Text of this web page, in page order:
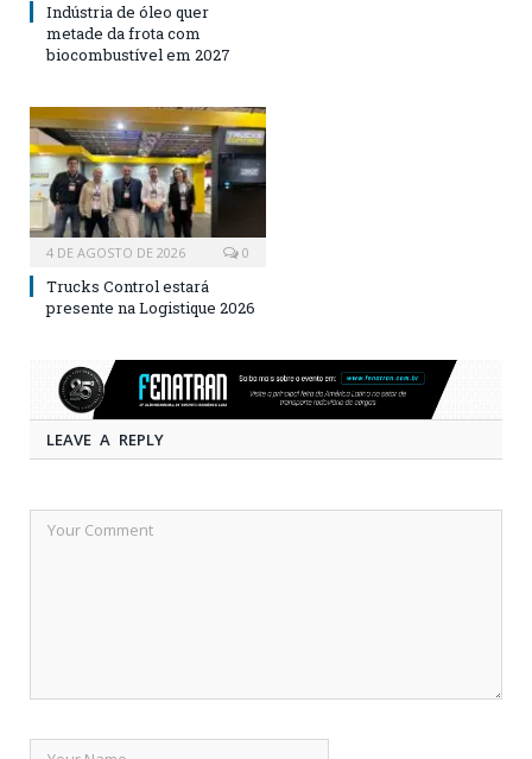
Indústria de óleo quer
metade da frota com
biocombustível em 2027
4 DE AGOSTO DE 2026 0
Trucks Control estará
presente na Logistique 2026
LEAVE A REPLY